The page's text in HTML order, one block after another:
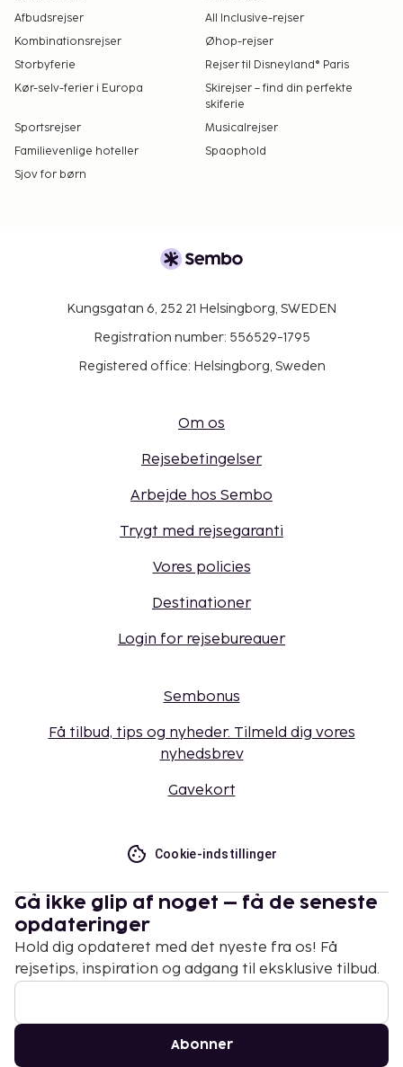
Afbudsrejser
All Inclusive-rejser
Kombinationsrejser
Øhop-rejser
Storbyferie
Rejser til Disneyland® Paris
Kør-selv-ferier i Europa
Skirejser – find din perfekte
skiferie
Sportsrejser
Musicalrejser
Familievenlige hoteller
Spaophold
Sjov for børn
Kungsgatan 6, 252 21 Helsingborg, SWEDEN
Registration number: 556529-1795
Registered office: Helsingborg, Sweden
Om os
Rejsebetingelser
Arbejde hos Sembo
Trygt med rejsegaranti
Vores policies
Destinationer
Login for rejsebureauer
Sembonus
Få tilbud, tips og nyheder. Tilmeld dig vores
nyhedsbrev
Gavekort
Cookie-indstillinger
Gå ikke glip af noget – få de seneste
opdateringer
Hold dig opdateret med det nyeste fra os! Få
rejsetips, inspiration og adgang til eksklusive tilbud.
Abonner